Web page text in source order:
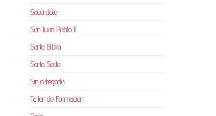
Sacerdote
San Juan Pablo II
Santa Biblia
Santa Sede
Sin categoría
Taller de Formación